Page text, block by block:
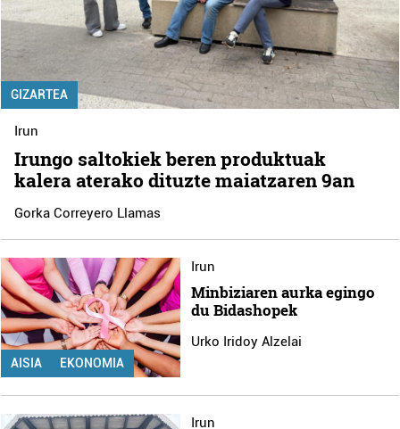
GIZARTEA
Irun
Irungo saltokiek beren produktuak
kalera aterako dituzte maiatzaren 9an
Gorka Correyero Llamas
AISIA EKONOMIA
Irun
Minbiziaren aurka egingo
du Bidashopek
Urko Iridoy Alzelai
Irun